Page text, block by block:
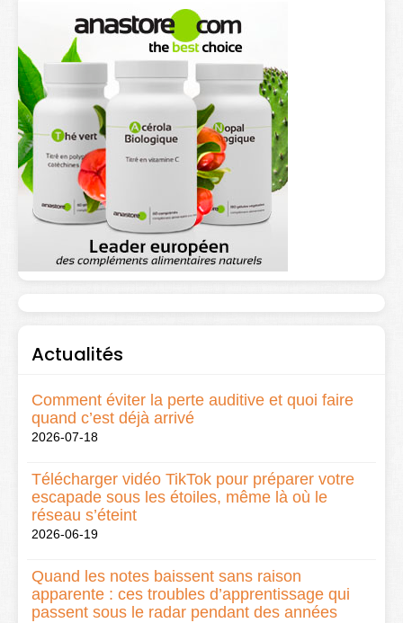
Actualités
Comment éviter la perte auditive et quoi faire
quand c’est déjà arrivé
2026-07-18
Télécharger vidéo TikTok pour préparer votre
escapade sous les étoiles, même là où le
réseau s’éteint
2026-06-19
Quand les notes baissent sans raison
apparente : ces troubles d’apprentissage qui
passent sous le radar pendant des années